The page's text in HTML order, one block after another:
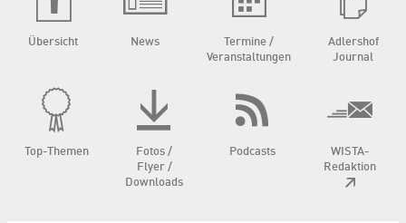
Übersicht News
Termine /
Veranstaltungen
Adlershof
Journal
Top-Themen
Fotos /
Flyer /
Downloads
Podcasts
WISTA-
Redaktion